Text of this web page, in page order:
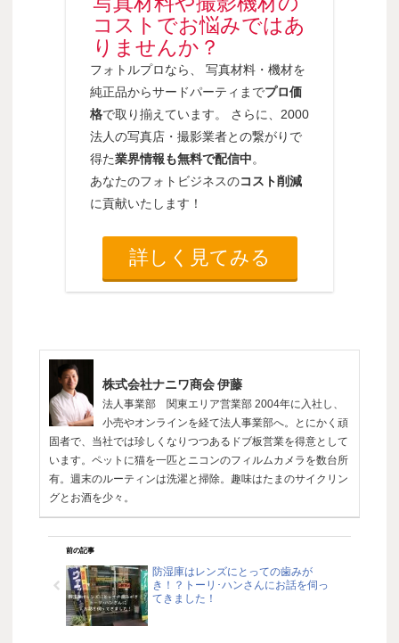
コストでお悩みではあ
りませんか？
フォトルプロなら、 写真材料・機材を
純正品からサードパーティまでプロ価
格で取り揃えています。 さらに、2000
法人の写真店・撮影業者との繋がりで
得た業界情報も無料で配信中。
あなたのフォトビジネスのコスト削減
に貢献いたします！
詳しく見てみる
株式会社ナニワ商会 伊藤
法人事業部 関東エリア営業部 2004年に入社し、
小売やオンラインを経て法人事業部へ。とにかく頑
固者で、当社では珍しくなりつつあるドブ板営業を得意として
います。ペットに猫を一匹とニコンのフィルムカメラを数台所
有。週末のルーティンは洗濯と掃除。趣味はたまのサイクリン
グとお酒を少々。
前の記事
防湿庫はレンズにとっての歯みが
き！？トーリ･ハンさんにお話を伺っ
てきました！